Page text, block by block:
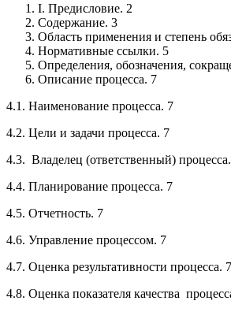
I. Предисловие. 2
Содержание. 3
Область применения и степень
Нормативные ссылки. 5
Определения, обозначения,
Описание процесса. 7
4.1. Наименование процесса. 7
4.2. Цели и задачи процесса. 7
4.3. Владелец (ответственный)
4.4. Планирование процесса. 7
4.5. Отчетность. 7
4.6. Управление процессом. 7
4.7. Оценка результативности процесса. 7
4.8. Оценка показателя качества